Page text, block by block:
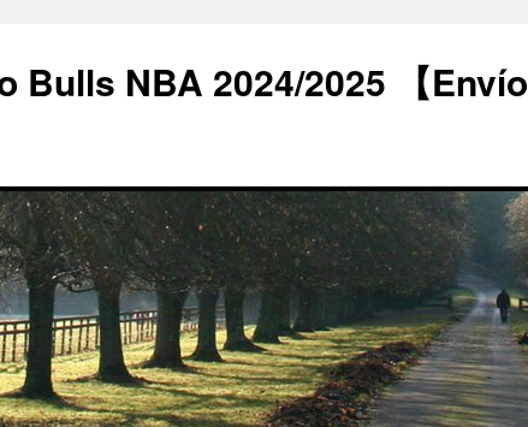
Bulls NBA 2024/2025 【Envío